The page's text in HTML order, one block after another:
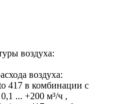
воздуха:
воздуха:
417 в комбинации с
... +200 м³/ч ,